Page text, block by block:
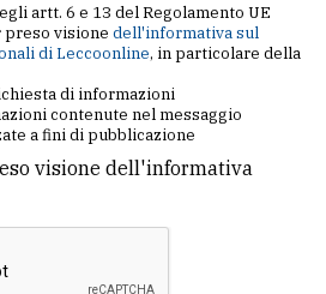
artt. 6 e 13 del Regolamento UE
preso visione dell'informativa sul
di Leccoonline, in particolare della
di informazioni
contenute nel messaggio
a fini di pubblicazione
visione dell'informativa